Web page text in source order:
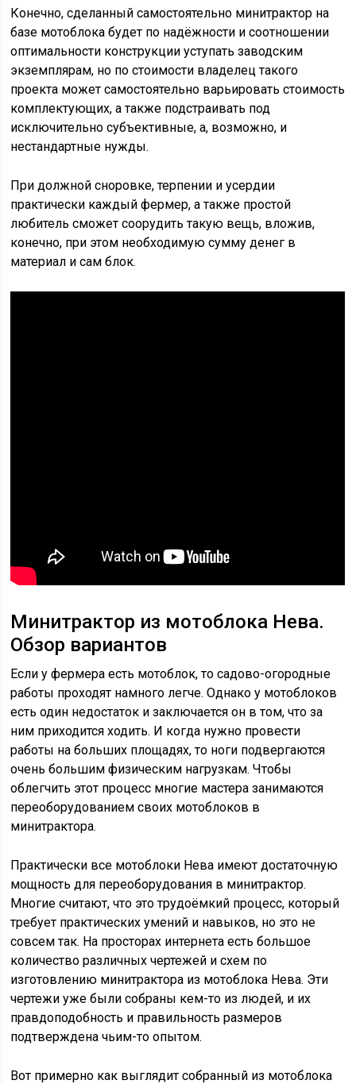
Конечно, сделанный самостоятельно минитрактор на
базе мотоблока будет по надёжности и соотношении
оптимальности конструкции уступать заводским
экземплярам, но по стоимости владелец такого
проекта может самостоятельно варьировать стоимость
комплектующих, а также подстраивать под
исключительно субъективные, а, возможно, и
нестандартные нужды.
При должной сноровке, терпении и усердии
практически каждый фермер, а также простой
любитель сможет соорудить такую вещь, вложив,
конечно, при этом необходимую сумму денег в
материал и сам блок.
Минитрактор из мотоблока Нева.
Обзор вариантов
Если у фермера есть мотоблок, то садово-огородные
работы проходят намного легче. Однако у мотоблоков
есть один недостаток и заключается он в том, что за
ним приходится ходить. И когда нужно провести
работы на больших площадях, то ноги подвергаются
очень большим физическим нагрузкам. Чтобы
облегчить этот процесс многие мастера занимаются
переоборудованием своих мотоблоков в
минитрактора.
Практически все мотоблоки Нева имеют достаточную
мощность для переоборудования в минитрактор.
Многие считают, что это трудоёмкий процесс, который
требует практических умений и навыков, но это не
совсем так. На просторах интернета есть большое
количество различных чертежей и схем по
изготовлению минитрактора из мотоблока Нева. Эти
чертежи уже были собраны кем-то из людей, и их
правдоподобность и правильность размеров
подтверждена чьим-то опытом.
Вот примерно как выглядит собранный из мотоблока